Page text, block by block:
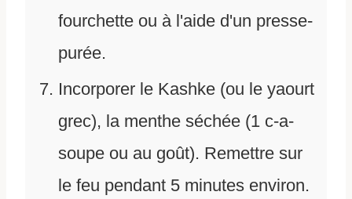
fourchette ou à l'aide d'un presse-
purée.
Incorporer le Kashke (ou le yaourt
grec), la menthe séchée (1 c-a-
soupe ou au goût). Remettre sur
le feu pendant 5 minutes environ.